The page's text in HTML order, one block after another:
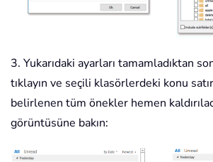
3. Yukarıdaki ayarları tamamladıktan
tıklayın ve seçili klasörlerdeki konu
belirlenen tüm önekler hemen
görüntüsüne bakın: